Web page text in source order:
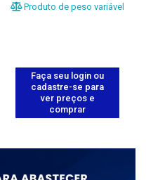
Produto de peso variável
Faça seu login ou
cadastre-se para
ver preços e
comprar